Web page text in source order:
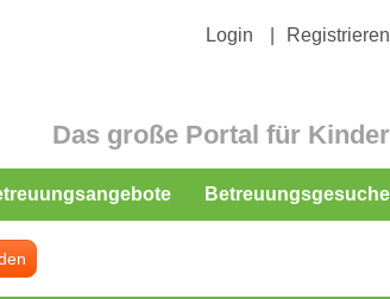
Login Registrieren
Das große Portal für
Betreuungsgesuche